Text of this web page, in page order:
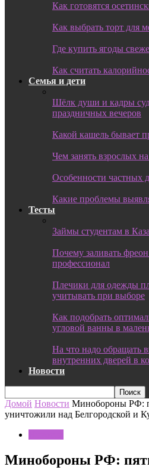
Как готовятся
Как выбрать торт для
Где купить ягоды
Как считать
Семья и дети
Шёлк души и кадры
праздничных вечеров
Какой кашель бывает
Чем занять взрослых
Особенности частных
Какие проблемы
Тесты
Займы студентам в
Почему заливать
профессионал
Плечики для одежды
учитывать при выборе
Как подобрать
угловой ванны в
На что надо обращать
внутренних дверей в
Новости
Домой Новости Минобороны РФ:
уничтожили над Белгородской и
Минобороны РФ: